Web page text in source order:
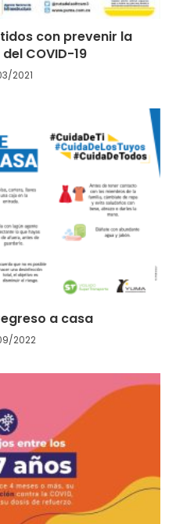
con prevenir la
COVID-19
2021
a casa
2022